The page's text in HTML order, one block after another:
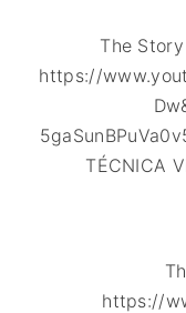
The
https://
TÉCNICA
https://